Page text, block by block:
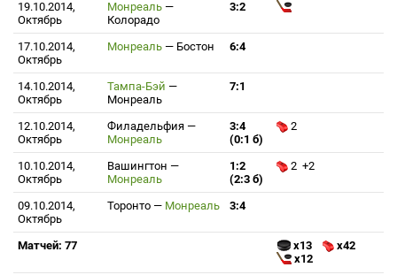
19.10.2014,
Октябрь
Монреаль —
Колорадо
3:2
17.10.2014,
Октябрь
Монреаль — Бостон 6:4
14.10.2014,
Октябрь
Тампа-Бэй —
Монреаль
7:1
12.10.2014,
Октябрь
Филадельфия —
Монреаль
3:4
(0:1 б)
2
10.10.2014,
Октябрь
Вашингтон —
Монреаль
1:2
(2:3 б)
2 +2
09.10.2014,
Октябрь
Торонто — Монреаль 3:4
Матчей: 77 x13
x42
x12